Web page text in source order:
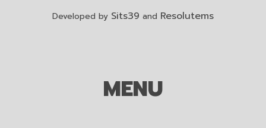
Developed by Sits39 and Resolutems
MENU